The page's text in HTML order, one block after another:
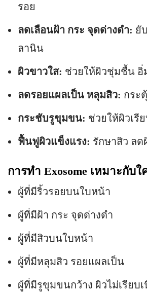
รอย
ลดเลือนฝ้า กระ จุดด่างดำ: ยั
ลานิน
ผิวขาวใส: ช่วยให้ผิวชุ่มชื้น อิ่
ลดรอยแผลเป็น หลุมสิว: กระ
กระชับรูขุมขน: ช่วยให้ผิวเรี
ฟื้นฟูผิวแข็งแรง: รักษาสิว ลด
การทำ Exosome เหมาะกับใ
ผู้ที่มีริ้วรอยบนใบหน้า
ผู้ที่มีฝ้า กระ จุดด่างดำ
ผู้ที่มีสิวบนใบหน้า
ผู้ที่มีหลุมสิว รอยแผลเป็น
ผู้ที่มีรูขุมขนกว้าง ผิวไม่เรียบ